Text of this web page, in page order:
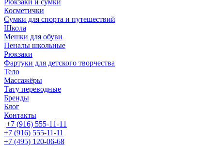
Рюкзаки и сумки
Косметички
Сумки для спорта и путешествий
Школа
Мешки для обуви
Пеналы школьные
Рюкзаки
Фартуки для детского творчества
Тело
Массажёры
Тату переводные
Бренды
Блог
Контакты
+7 (916) 555-11-11
+7 (916) 555-11-11
+7 (495) 120-06-68